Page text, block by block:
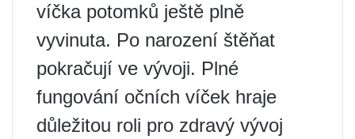
víčka potomků ještě plně
vyvinuta. Po narození štěňat
pokračují ve vývoji. Plné
fungování očních víček hraje
důležitou roli pro zdravý vývoj